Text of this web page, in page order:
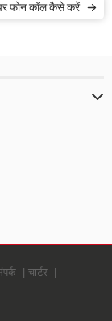
फोन कॉल कैसे करें
चार्टर